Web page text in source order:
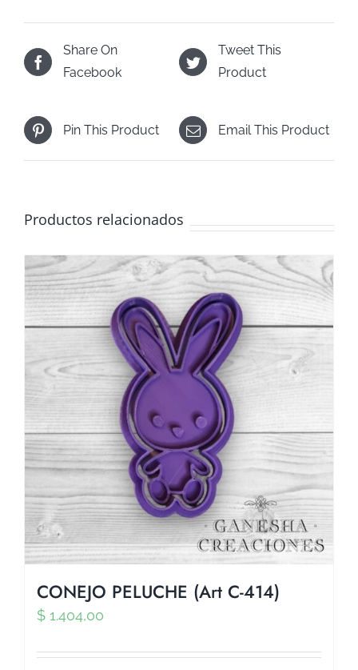
Share On
Facebook
Tweet This
Product
Pin This Product Email This Product
Productos relacionados
CONEJO PELUCHE (Art C-414)
$ 1.404,00